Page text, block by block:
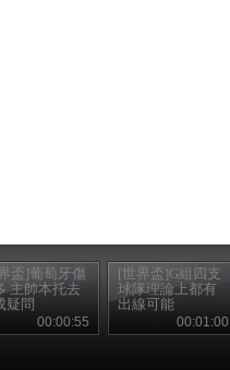
盃]葡萄牙傷
主帥本托去
疑問
00:00:55
[世界盃]G組四支
球隊理論上都有
出線可能
00:01:00